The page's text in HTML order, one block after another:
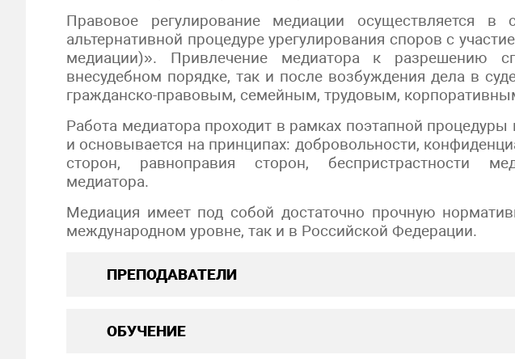
Правовое регулирование медиации осуществляется
альтернативной процедуре урегулирования споров с
медиации)». Привлечение медиатора к разрешению
внесудебном порядке, так и после возбуждения дела в
гражданско-правовым, семейным, трудовым,
Работа медиатора проходит в рамках поэтапной
и основывается на принципах: добровольности,
сторон, равноправия сторон, беспристрастности
медиатора.
Медиация имеет под собой достаточно прочную
международном уровне, так и в Российской Федерации.
ПРЕПОДАВАТЕЛИ
ОБУЧЕНИЕ